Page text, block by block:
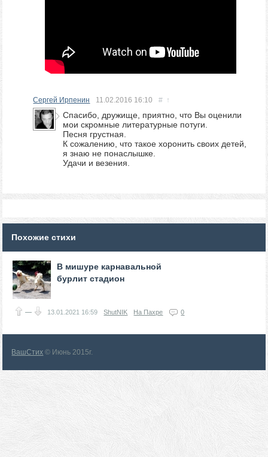
Сергей Ирпенин 11.02.2016 16:10 # ↑
Спасибо, дружище, приятно, что Вы оценили
мои скромные литературные потуги.
Песня грустная.
К сожалению, что такое хоронить своих детей,
я знаю не понаслышке.
Удачи и везения.
Похожие стихи
В мишуре карнавальной
бурлит стадион
— 13.01.2021 16:59 ShutNIK На Пахре 0
ВашСтих © Июнь 2015г.